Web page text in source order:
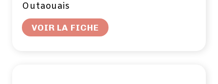
Outaouais
VOIR LA FICHE